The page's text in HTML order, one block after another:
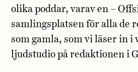
olika poddar, varav en –
samlingsplatsen för alla de
som gamla, som vi läser in i
ljudstudio på redaktionen i